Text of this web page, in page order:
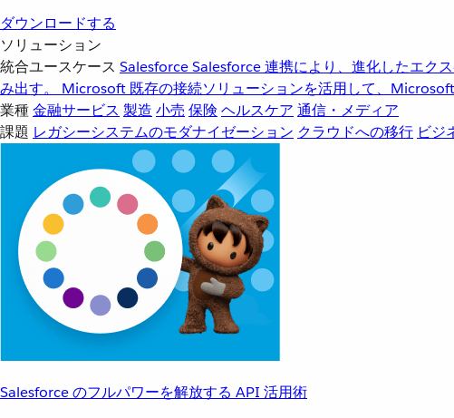
ダウンロードする
ソリューション
統合ユースケース SalesforceSalesforce 連携により、進化したエク
み出す。
Microsoft 既存の接続ソリューションを活用して、
業種金融サービス 製造 小売 保険 ヘルスケア 通信・メディア
課題 レガシーシステムのモダナイゼーション クラウドへの移行 ビジ
Salesforce のフルパワーを解放する API 活用術